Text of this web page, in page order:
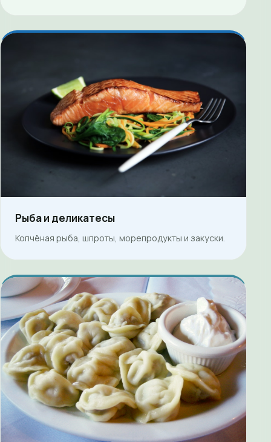
Рыба и деликатесы
Копчёная рыба, шпроты, морепродукты и закуски.